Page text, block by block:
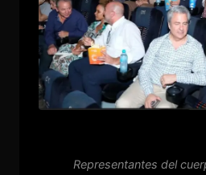
Representantes del